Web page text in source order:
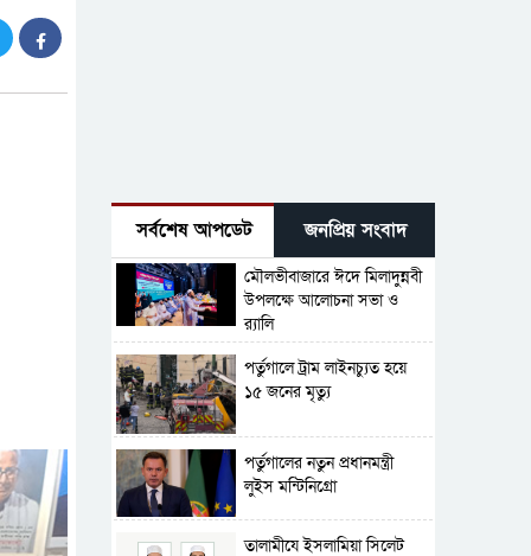
সর্বশেষ আপডেট জনপ্রিয় সংবাদ
মৌলভীবাজারে ঈদে মিলাদুন্নবী
উপলক্ষে আলোচনা সভা ও
র‍্যালি
পর্তুগালে ট্রাম লাইনচ্যুত হয়ে
১৫ জনের মৃত্যু
পর্তুগালের নতুন প্রধানমন্ত্রী
লুইস মন্টিনিগ্রো
‎তালামীযে ইসলামিয়া সিলেট